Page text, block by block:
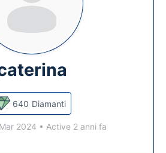
640 Diamanti
2024 • Active 2 anni fa